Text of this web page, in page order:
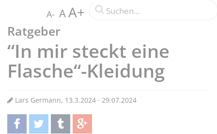
A- AA+
Ratgeber
“In mir steckt eine
Flasche“-Kleidung
Lars Germann, 13.3.2024 · 29.07.2024